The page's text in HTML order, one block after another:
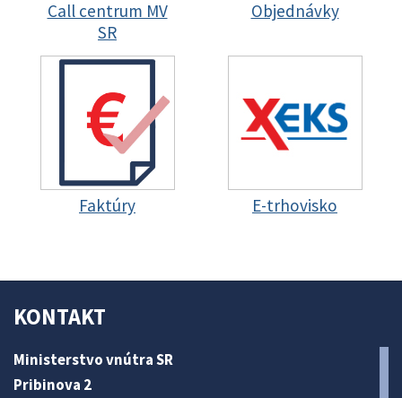
Call centrum MV
SR
Objednávky
Faktúry E-trhovisko
KONTAKT
Ministerstvo vnútra SR
Pribinova 2